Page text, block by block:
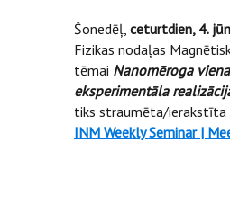
Šonedēļ, ceturtdien, 4.
Fizikas nodaļas
tēmai Nanomēroga
eksperimentāla
tiks straumēta/ierakstīta
INM Weekly Seminar |